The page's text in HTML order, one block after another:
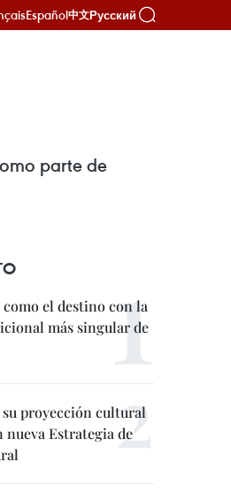
Español中文Русский
parte de
como el destino con la
más singular de
proyección cultural
Estrategia de